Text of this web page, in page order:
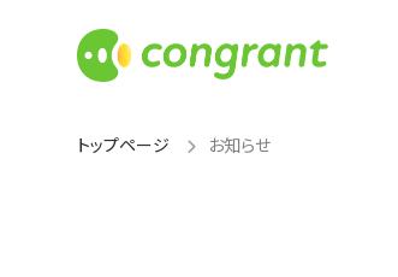
トップページ お知らせ